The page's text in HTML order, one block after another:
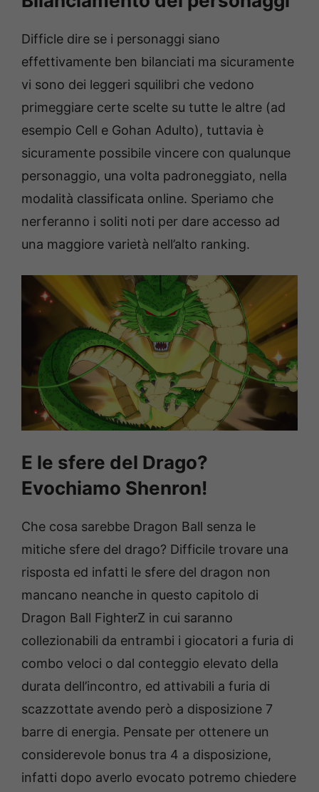
Difficle dire se i personaggi siano
effettivamente ben bilanciati ma sicuramente
vi sono dei leggeri squilibri che vedono
primeggiare certe scelte su tutte le altre (ad
esempio Cell e Gohan Adulto), tuttavia è
sicuramente possibile vincere con qualunque
personaggio, una volta padroneggiato, nella
modalità classificata online. Speriamo che
nerferanno i soliti noti per dare accesso ad
una maggiore varietà nell’alto ranking.
E le sfere del Drago?
Evochiamo Shenron!
Che cosa sarebbe Dragon Ball senza le
mitiche sfere del drago? Difficile trovare una
risposta ed infatti le sfere del dragon non
mancano neanche in questo capitolo di
Dragon Ball FighterZ in cui saranno
collezionabili da entrambi i giocatori a furia di
combo veloci o dal conteggio elevato della
durata dell’incontro, ed attivabili a furia di
scazzottate avendo però a disposizione 7
barre di energia. Pensate per ottenere un
considerevole bonus tra 4 a disposizione,
infatti dopo averlo evocato potremo chiedere